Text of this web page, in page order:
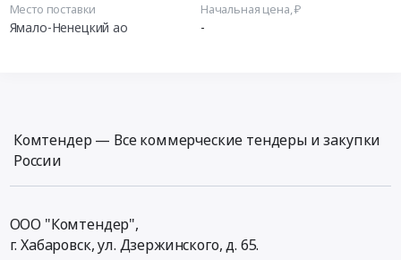
Место поставки
Ямало-Ненецкий ао
Начальная цена, ₽
-
Комтендер — Все коммерческие тендеры и закупки
России
ООО "Комтендер",
г. Хабаровск,ул. Дзержинского, д. 65.